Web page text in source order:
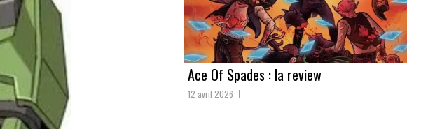
Ace Of Spades : la review
12 avril 2026